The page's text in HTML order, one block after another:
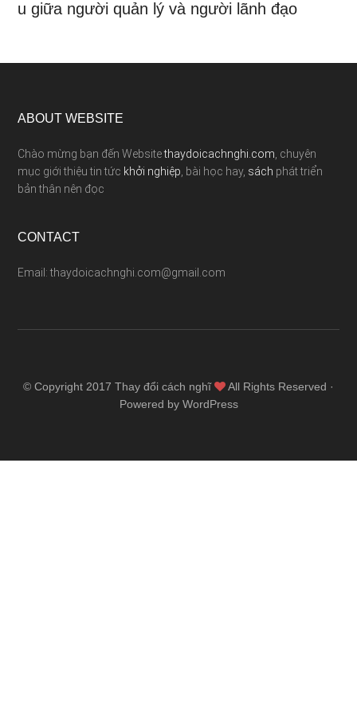
u giữa người quản lý và người lãnh đạo
ABOUT WEBSITE
Chào mừng bạn đến Websitethaydoicachnghi.com , chuyên
mục giới thiệu tin tức khởi nghiệp , bài học hay, sách phát triển
bản thân nên đọc
CONTACT
Email: thaydoicachnghi.com@gmail.com
© Copyright 2017 Thay đổi cách nghĩ
All Rights Reserved ·
Powered by WordPress